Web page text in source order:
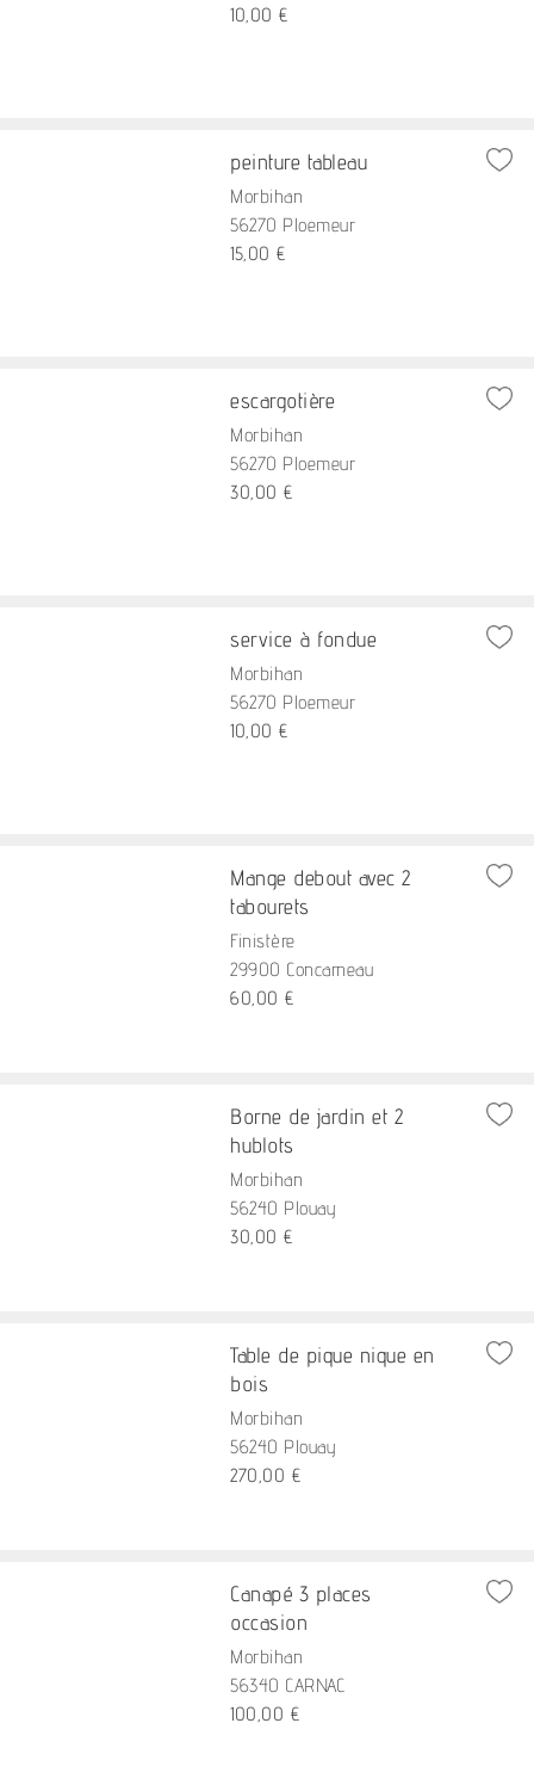
10,00 €
peinture tableau
Morbihan
56270 Ploemeur
15,00 €
escargotière
Morbihan
56270 Ploemeur
30,00 €
service à fondue
Morbihan
56270 Ploemeur
10,00 €
Mange debout avec 2
tabourets
Finistère
29900 Concarneau
60,00 €
Borne de jardin et 2
hublots
Morbihan
56240 Plouay
30,00 €
Table de pique nique en
bois
Morbihan
56240 Plouay
270,00 €
Canapé 3 places
occasion
Morbihan
56340 CARNAC
100,00 €